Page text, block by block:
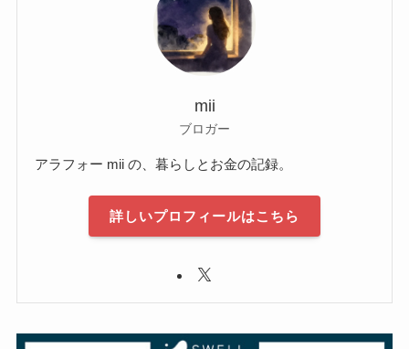
mii
ブロガー
アラフォー mii の、暮らしとお金の記録。
詳しいプロフィールはこちら